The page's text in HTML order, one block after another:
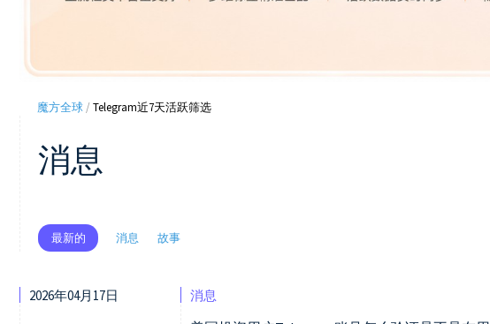
魔方全球 /Telegram近7天活跃筛选
消息
最新的 消息 故事
2026年04月17日 消息